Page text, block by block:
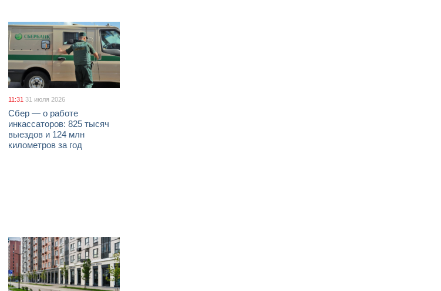
11:31 31 июля 2026
Сбер — о работе
инкассаторов: 825 тысяч
выездов и 124 млн
километров за год